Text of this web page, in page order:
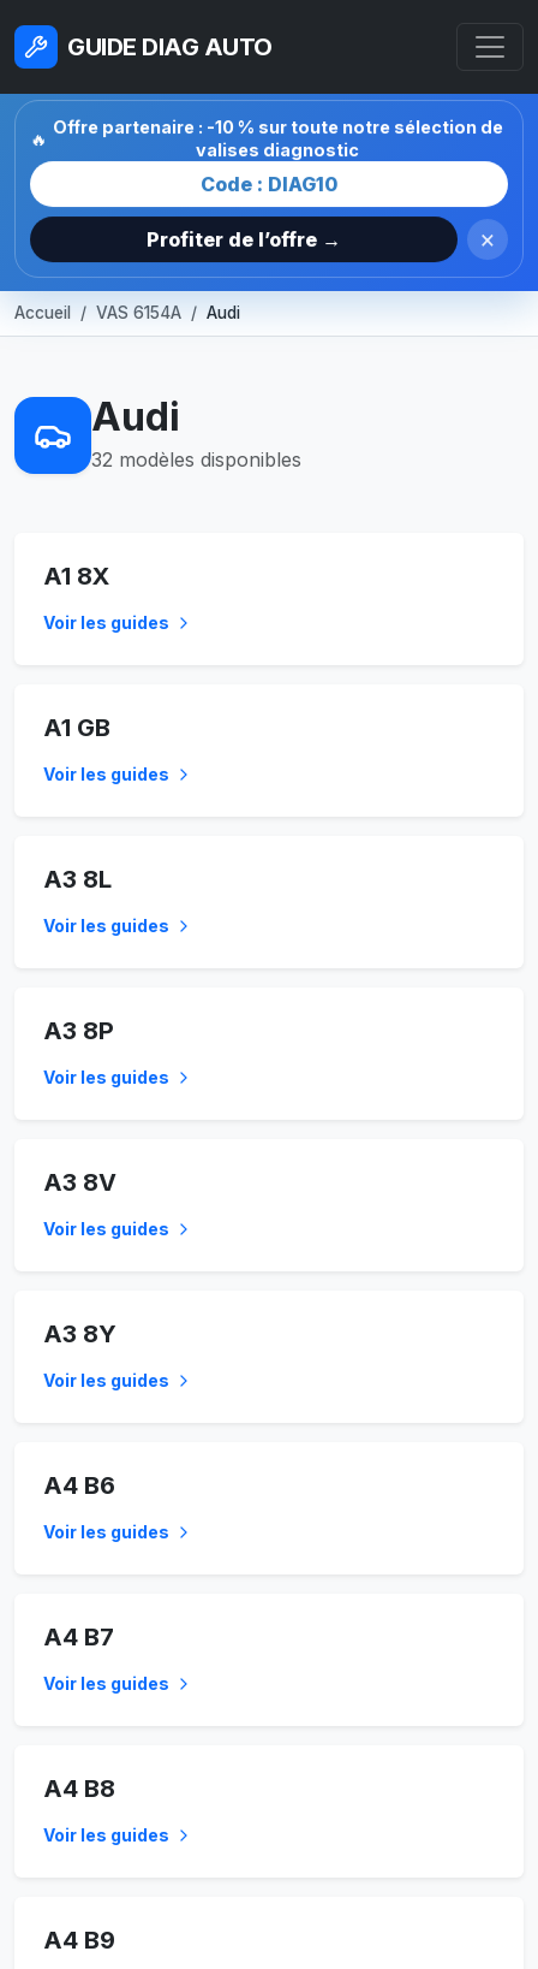
GUIDE DIAG AUTO
🔥
Offre partenaire : -10 % sur toute notre sélection de
valises diagnostic
Code : DIAG10
Profiter de l’offre → ×
Accueil VAS 6154A Audi
Audi
32 modèles disponibles
A1 8X
Voir les guides
A1 GB
Voir les guides
A3 8L
Voir les guides
A3 8P
Voir les guides
A3 8V
Voir les guides
A3 8Y
Voir les guides
A4 B6
Voir les guides
A4 B7
Voir les guides
A4 B8
Voir les guides
A4 B9